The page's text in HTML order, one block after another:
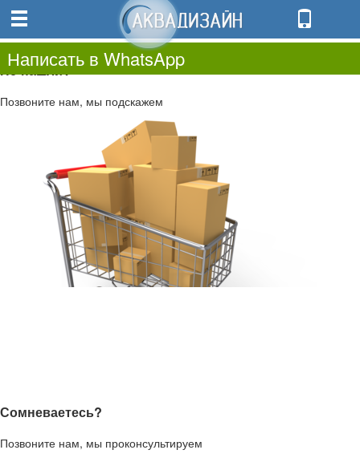
0.00
0
Не нашли?
Позвоните нам, мы подскажем
Сомневаетесь?
Позвоните нам, мы проконсультируем
Написать в WhatsApp